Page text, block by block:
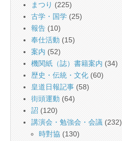
まつり (225)
古学・国学 (25)
報告 (10)
奉仕活動 (15)
案内 (52)
機関紙（誌）書籍案内 (34)
歴史・伝統・文化 (60)
皇道日報記事 (58)
街頭運動 (64)
詔 (120)
講演会・勉強会・会議 (232)
時對協 (130)